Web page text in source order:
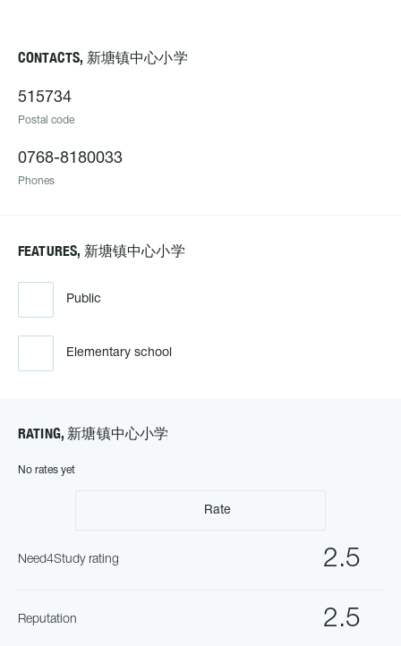
CONTACTS, 新塘镇中心小学
515734
Postal code
0768-8180033
Phones
FEATURES, 新塘镇中心小学
Public
Elementary school
RATING, 新塘镇中心小学
No rates yet
Rate
2.5
Need4Study rating
2.5
Reputation